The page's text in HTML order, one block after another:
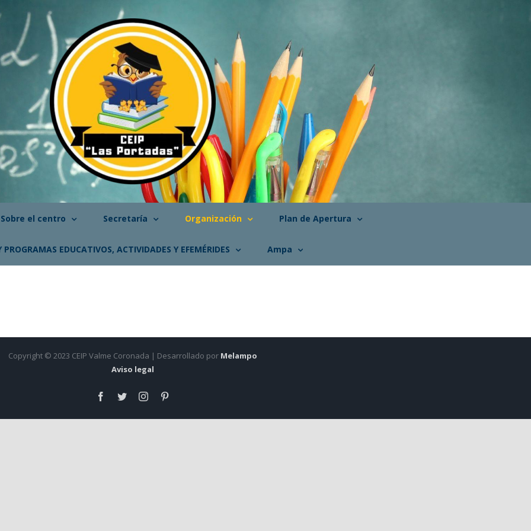
Sobre el centro Secretaría Organización Plan de Apertura
PROGRAMAS EDUCATIVOS, ACTIVIDADES Y EFEMÉRIDES Ampa
Copyright © 2023 CEIP Valme Coronada | Desarrollado por Melampo
Aviso legal
Facebook
TwitterInstagram